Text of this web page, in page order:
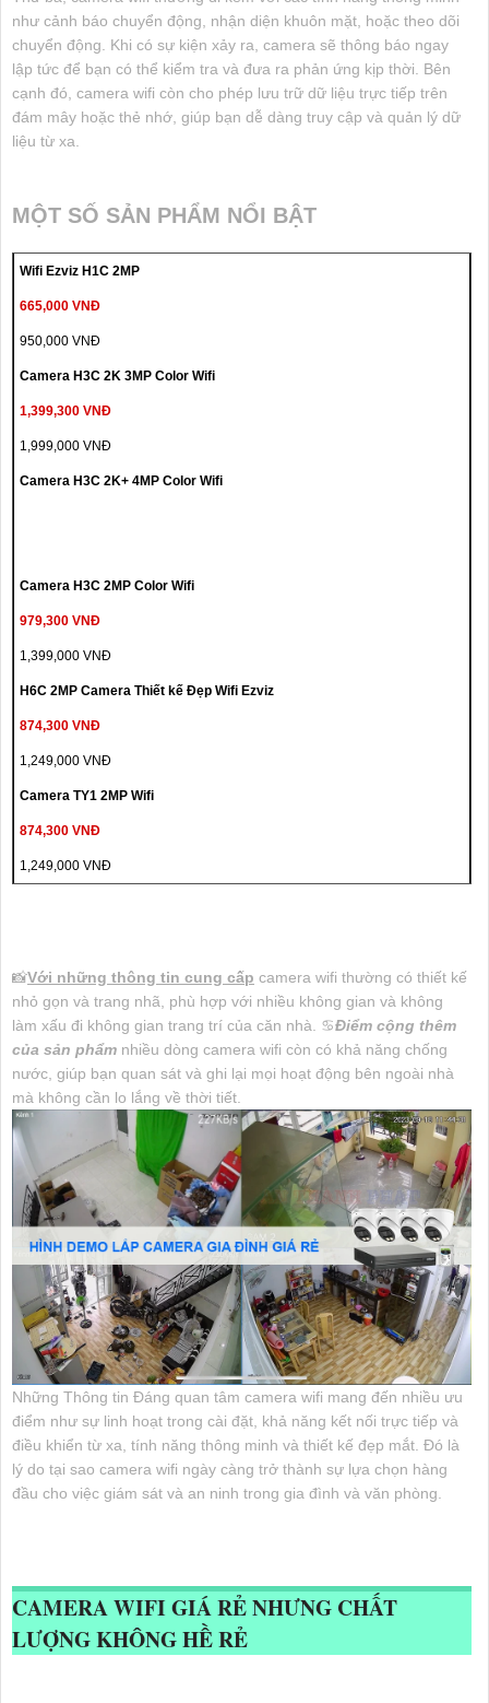
như cảnh báo chuyển động, nhận diện khuôn mặt, hoặc theo dõi
chuyển động. Khi có sự kiện xảy ra, camera sẽ thông báo ngay
lập tức để bạn có thể kiểm tra và đưa ra phản ứng kịp thời. Bên
cạnh đó, camera wifi còn cho phép lưu trữ dữ liệu trực tiếp trên
đám mây hoặc thẻ nhớ, giúp bạn dễ dàng truy cập và quản lý dữ
liệu từ xa.
MỘT SỐ SẢN PHẨM NỔI BẬT
Wifi Ezviz H1C 2MP
665,000 VNĐ
950,000 VNĐ
Camera H3C 2K 3MP Color Wifi
1,399,300 VNĐ
1,999,000 VNĐ
Camera H3C 2K+ 4MP Color Wifi
Camera H3C 2MP Color Wifi
979,300 VNĐ
1,399,000 VNĐ
H6C 2MP Camera Thiết kế Đẹp Wifi Ezviz
874,300 VNĐ
1,249,000 VNĐ
Camera TY1 2MP Wifi
874,300 VNĐ
1,249,000 VNĐ
📸Với những thông tin cung cấp camera wifi thường có thiết kế
nhỏ gọn và trang nhã, phù hợp với nhiều không gian và không
làm xấu đi không gian trang trí của căn nhà. ♋Điểm cộng thêm
của sản phẩm nhiều dòng camera wifi còn có khả năng chống
nước, giúp bạn quan sát và ghi lại mọi hoạt động bên ngoài nhà
mà không cần lo lắng về thời tiết.
Những Thông tin Đáng quan tâm camera wifi mang đến nhiều ưu
điểm như sự linh hoạt trong cài đặt, khả năng kết nối trực tiếp và
điều khiển từ xa, tính năng thông minh và thiết kế đẹp mắt. Đó là
lý do tại sao camera wifi ngày càng trở thành sự lựa chọn hàng
đầu cho việc giám sát và an ninh trong gia đình và văn phòng.
CAMERA WIFI GIÁ RẺ NHƯNG CHẤT
LƯỢNG KHÔNG HỀ RẺ